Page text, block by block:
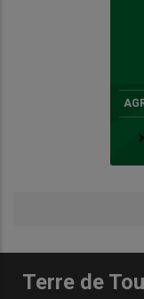
Terre de